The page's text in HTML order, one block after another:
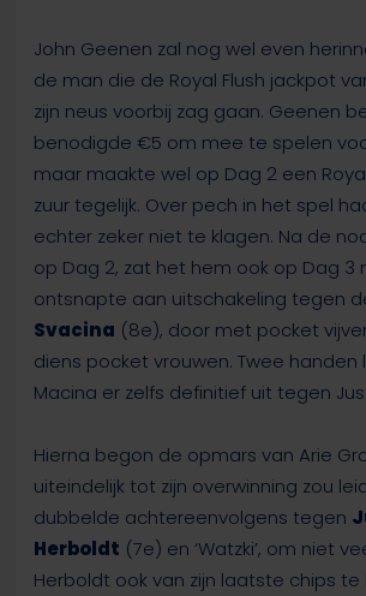
John Geenen zal nog wel even
de man die de Royal Flush jackpot
zijn neus voorbij zag gaan. Geenen
benodigde €5 om mee te spelen
maar maakte wel op Dag 2 een Royal
zuur tegelijk. Over pech in het spel
echter zeker niet te klagen. Na de
op Dag 2, zat het hem ook op Dag 3
ontsnapte aan uitschakeling tegen
Svacina (8e), door met pocket
diens pocket vrouwen. Twee handen
Macina er zelfs definitief uit tegen
Hierna begon de opmars van Arie
uiteindelijk tot zijn overwinning zou
dubbelde achtereenvolgens tegen
Herboldt (7e) en ‘Watzki’, om niet
Herboldt ook van zijn laatste chips te